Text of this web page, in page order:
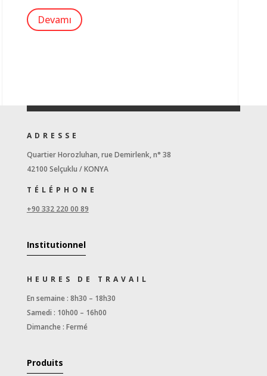
Devamı
ADRESSE
Quartier Horozluhan, rue Demirlenk, n° 38
42100 Selçuklu / KONYA
TÉLÉPHONE
+90 332 220 00 89
Institutionnel
HEURES DE TRAVAIL
En semaine : 8h30 – 18h30
Samedi : 10h00 – 16h00
Dimanche : Fermé
Produits